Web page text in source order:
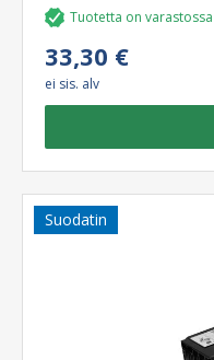
Tuotetta on varastossa
33,30 €
ei sis. alv
Suodatin